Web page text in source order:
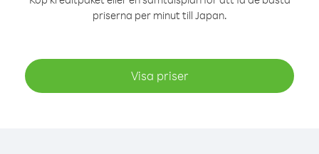
priserna per minut till Japan.
Visa priser